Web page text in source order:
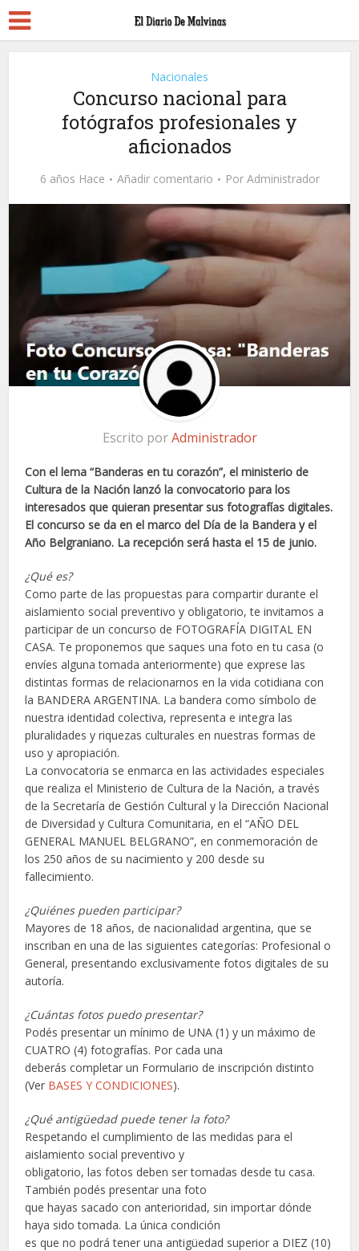
Nacionales
Concurso nacional para
fotógrafos profesionales y
aficionados
6 años Hace Añadir comentario Por Administrador
Escrito porAdministrador
Con el lema “Banderas en tu corazón”, el ministerio de
Cultura de la Nación lanzó la convocatorio para los
interesados que quieran presentar sus fotografías digitales.
El concurso se da en el marco del Día de la Bandera y el
Año Belgraniano. La recepción será hasta el 15 de junio.
¿Qué es?
Como parte de las propuestas para compartir durante el
aislamiento social preventivo y obligatorio, te invitamos a
participar de un concurso de FOTOGRAFÍA DIGITAL EN
CASA. Te proponemos que saques una foto en tu casa (o
envíes alguna tomada anteriormente) que exprese las
distintas formas de relacionarnos en la vida cotidiana con
la BANDERA ARGENTINA. La bandera como símbolo de
nuestra identidad colectiva, representa e integra las
pluralidades y riquezas culturales en nuestras formas de
uso y apropiación.
La convocatoria se enmarca en las actividades especiales
que realiza el Ministerio de Cultura de la Nación, a través
de la Secretaría de Gestión Cultural y la Dirección Nacional
de Diversidad y Cultura Comunitaria, en el “AÑO DEL
GENERAL MANUEL BELGRANO”, en conmemoración de
los 250 años de su nacimiento y 200 desde su
fallecimiento.
¿Quiénes pueden participar?
Mayores de 18 años, de nacionalidad argentina, que se
inscriban en una de las siguientes categorías: Profesional o
General, presentando exclusivamente fotos digitales de su
autoría.
¿Cuántas fotos puedo presentar?
Podés presentar un mínimo de UNA (1) y un máximo de
CUATRO (4) fotografías. Por cada una
deberás completar un Formulario de inscripción distinto
(Ver BASES Y CONDICIONES).
¿Qué antigüedad puede tener la foto?
Respetando el cumplimiento de las medidas para el
aislamiento social preventivo y
obligatorio, las fotos deben ser tomadas desde tu casa.
También podés presentar una foto
que hayas sacado con anterioridad, sin importar dónde
haya sido tomada. La única condición
es que no podrá tener una antigüedad superior a DIEZ (10)